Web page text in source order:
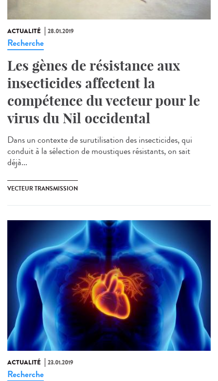
ACTUALITÉ 28.01.2019
Recherche
Les gènes de résistance aux
insecticides affectent la
compétence du vecteur pour le
virus du Nil occidental
Dans un contexte de surutilisation des insecticides, qui
conduit à la sélection de moustiques résistants, on sait
déjà...
VECTEUR TRANSMISSION
ACTUALITÉ 23.01.2019
Recherche